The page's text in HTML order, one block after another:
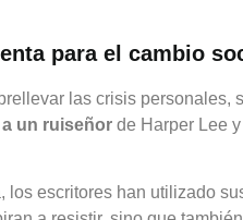
para el cambio
las crisis
a un ruiseñor de Harper Lee y
los escritores han utilizado